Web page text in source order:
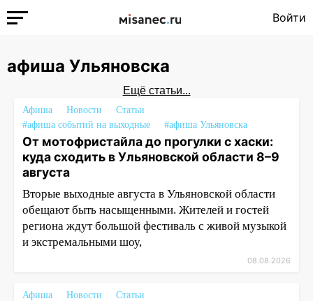
Войти
афиша Ульяновска
Ещё статьи...
Афиша Новости
Статьи
#афиша событий на выходные
#афиша Ульяновска
От мотофристайла до прогулки с хаски:
куда сходить в Ульяновской области 8–9
августа
Вторые выходные августа в Ульяновской области
обещают быть насыщенными. Жителей и гостей
региона ждут большой фестиваль с живой музыкой
и экстремальными шоу,
08.08.2026
Афиша Новости
Статьи